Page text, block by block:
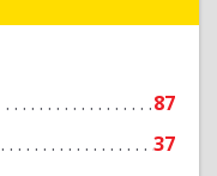
87
37
Подробнее